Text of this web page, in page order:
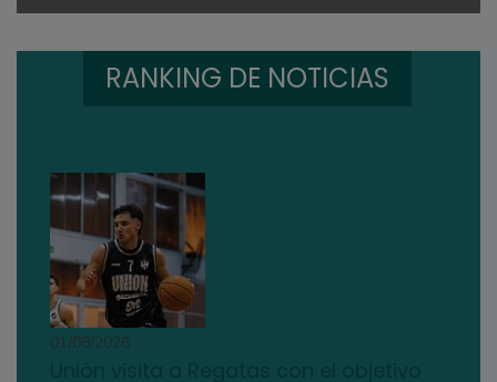
RANKING DE NOTICIAS
01/08/2026